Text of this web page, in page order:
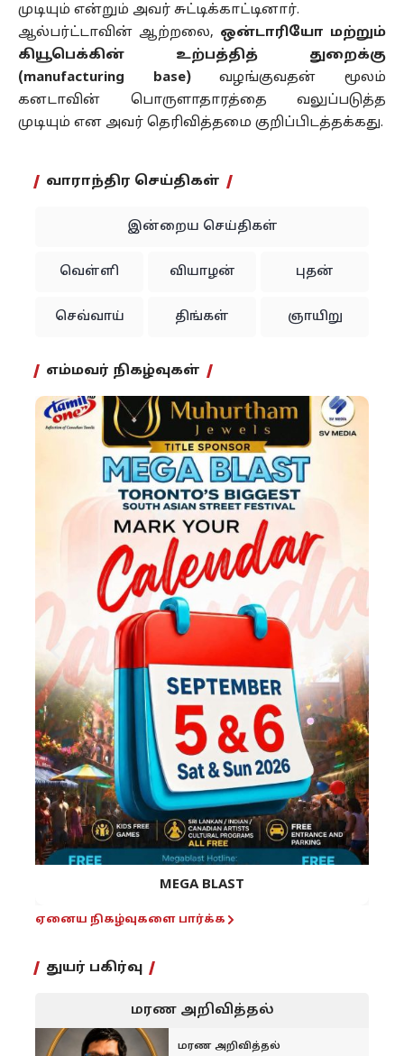
முடியும் என்றும் அவர் சுட்டிக்காட்டினார்.
ஆல்பர்ட்டாவின் ஆற்றலை, ஒன்டாரியோ மற்றும்
கியூபெக்கின் உற்பத்தித் துறைக்கு
(manufacturing base)வழங்குவதன் மூலம்
கனடாவின் பொருளாதாரத்தை வலுப்படுத்த
முடியும் என அவர் தெரிவித்தமை குறிப்பிடத்தக்கது.
வாராந்திர செய்திகள்
இன்றைய செய்திகள்
வெள்ளி வியாழன் புதன்
செவ்வாய் திங்கள் ஞாயிறு
எம்மவர் நிகழ்வுகள்
MEGA BLAST
ஏனைய நிகழ்வுகளை பார்க்க
துயர் பகிர்வு
மரண அறிவித்தல்
மரண அறிவித்தல்